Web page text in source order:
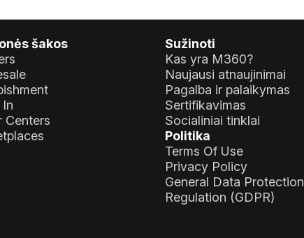
šakos
Centers
Sužinoti
Kas yra M360?
Naujausi atnaujinimai
Pagalba ir palaikymas
Sertifikavimas
Socialiniai tinklai
Politika
Terms Of Use
Privacy Policy
General Data Protection
Regulation (GDPR)